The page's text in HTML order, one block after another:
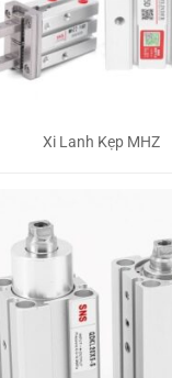
Xi Lanh Kẹp MHZ